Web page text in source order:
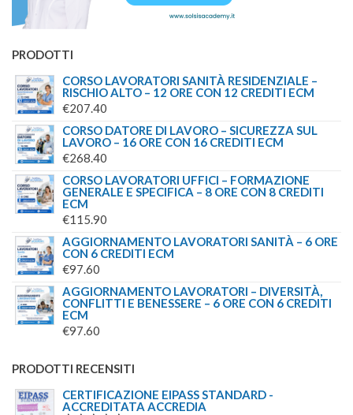
PRODOTTI
CORSO LAVORATORI SANITÀ RESIDENZIALE –
RISCHIO ALTO – 12 ORE CON 12 CREDITI ECM
€207.40
CORSO DATORE DI LAVORO – SICUREZZA SUL
LAVORO – 16 ORE CON 16 CREDITI ECM
€268.40
CORSO LAVORATORI UFFICI – FORMAZIONE
GENERALE E SPECIFICA – 8 ORE CON 8 CREDITI
ECM
€115.90
AGGIORNAMENTO LAVORATORI SANITÀ – 6 ORE
CON 6 CREDITI ECM
€97.60
AGGIORNAMENTO LAVORATORI – DIVERSITÀ,
CONFLITTI E BENESSERE – 6 ORE CON 6 CREDITI
ECM
€97.60
PRODOTTI RECENSITI
CERTIFICAZIONE EIPASS STANDARD -
ACCREDITATA ACCREDIA